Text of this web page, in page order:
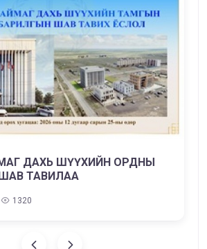
ДАХЬ ШҮҮХИЙН ОРДНЫ
ТАВИЛАА
1320